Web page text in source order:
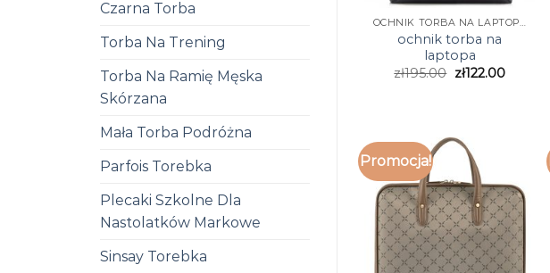
Czarna Torba
Torba Na Trening
Torba Na Ramię Męska
Skórzana
Mała Torba Podróżna
Parfois Torebka
Plecaki Szkolne Dla
Nastolatków Markowe
Sinsay Torebka
OCHNIK TORBA NA LAPTOPA
ochnik torba na
laptopa
zł195.00 zł122.00
Promocja!